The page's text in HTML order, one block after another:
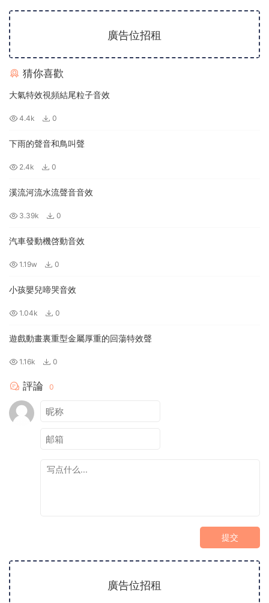
廣告位招租
猜你喜歡
大氣特效視頻結尾粒子音效
4.4k 0
下雨的聲音和鳥叫聲
2.4k 0
溪流河流水流聲音音效
3.39k 0
汽車發動機啓動音效
1.19w 0
小孩嬰兒啼哭音效
1.04k 0
遊戲動畫裏重型金屬厚重的回蕩特效聲
1.16k 0
評論 0
提交
廣告位招租